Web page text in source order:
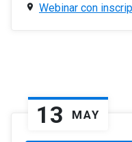
Webinar con
13 MAY